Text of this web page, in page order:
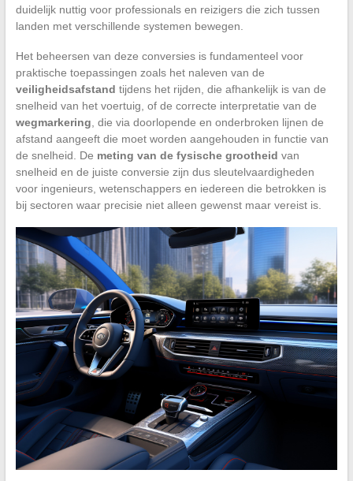
duidelijk nuttig voor professionals en reizigers die zich tussen
landen met verschillende systemen bewegen.
Het beheersen van deze conversies is fundamenteel voor
praktische toepassingen zoals het naleven van de
veiligheidsafstand tijdens het rijden, die afhankelijk is van de
snelheid van het voertuig, of de correcte interpretatie van de
wegmarkering , die via doorlopende en onderbroken lijnen de
afstand aangeeft die moet worden aangehouden in functie van
de snelheid. De meting van de fysische grootheid van
snelheid en de juiste conversie zijn dus sleutelvaardigheden
voor ingenieurs, wetenschappers en iedereen die betrokken is
bij sectoren waar precisie niet alleen gewenst maar vereist is.